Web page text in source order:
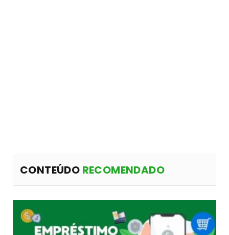
CONTEÚDO RECOMENDADO